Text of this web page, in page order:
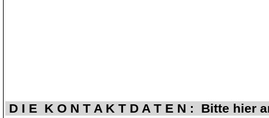
D I E K O N T A K T D A T E N : Bitte hier